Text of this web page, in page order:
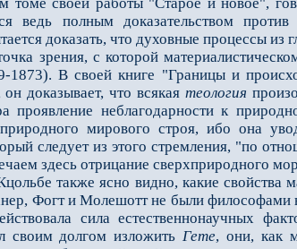
ведь полным доказательством
доказать, что духовные процессы
зрения, с которой
1873). В своей книге "Границы и
доказывает, что всякая теология
проявление неблагодарности к
мирового строя, ибо она
следует из этого стремления, "по
здесь отрицание сверхприродного
также ясно видно, какие свойства
Фогт и Молешотт не были философами
сила естественнонаучных
своим долгом изложитьГете, они, как